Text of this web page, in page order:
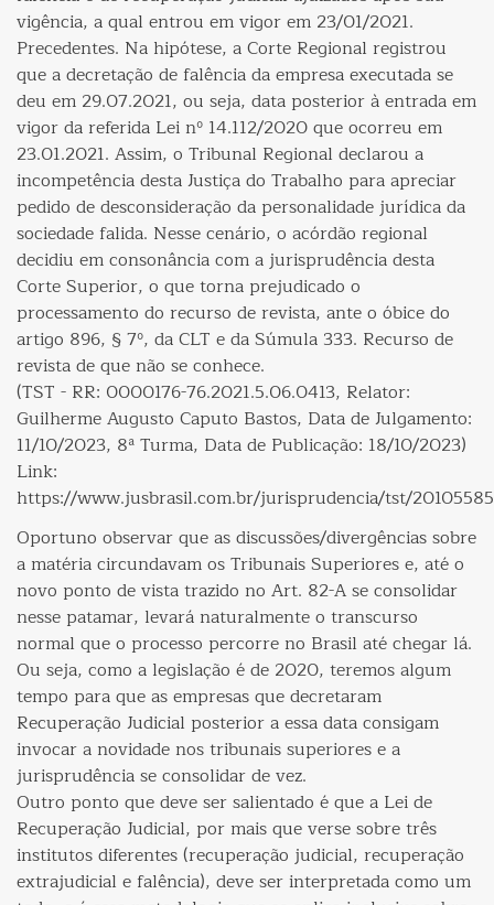
vigência, a qual entrou em vigor em 23/01/2021.
Precedentes. Na hipótese, a Corte Regional registrou
que a decretação de falência da empresa executada se
deu em 29.07.2021, ou seja, data posterior à entrada em
vigor da referida Lei nº 14.112/2020 que ocorreu em
23.01.2021. Assim, o Tribunal Regional declarou a
incompetência desta Justiça do Trabalho para apreciar
pedido de desconsideração da personalidade jurídica da
sociedade falida. Nesse cenário, o acórdão regional
decidiu em consonância com a jurisprudência desta
Corte Superior, o que torna prejudicado o
processamento do recurso de revista, ante o óbice do
artigo 896, § 7º, da CLT e da Súmula 333. Recurso de
revista de que não se conhece.
(TST - RR: 0000176-76.2021.5.06.0413, Relator:
Guilherme Augusto Caputo Bastos, Data de Julgamento:
11/10/2023, 8ª Turma, Data de Publicação: 18/10/2023)
Link:
https://www.jusbrasil.com.br/jurisprudencia/tst/
Oportuno observar que as discussões/divergências sobre
a matéria circundavam os Tribunais Superiores e, até o
novo ponto de vista trazido no Art. 82-A se consolidar
nesse patamar, levará naturalmente o transcurso
normal que o processo percorre no Brasil até chegar lá.
Ou seja, como a legislação é de 2020, teremos algum
tempo para que as empresas que decretaram
Recuperação Judicial posterior a essa data consigam
invocar a novidade nos tribunais superiores e a
jurisprudência se consolidar de vez.
Outro ponto que deve ser salientado é que a Lei de
Recuperação Judicial, por mais que verse sobre três
institutos diferentes (recuperação judicial, recuperação
extrajudicial e falência), deve ser interpretada como um